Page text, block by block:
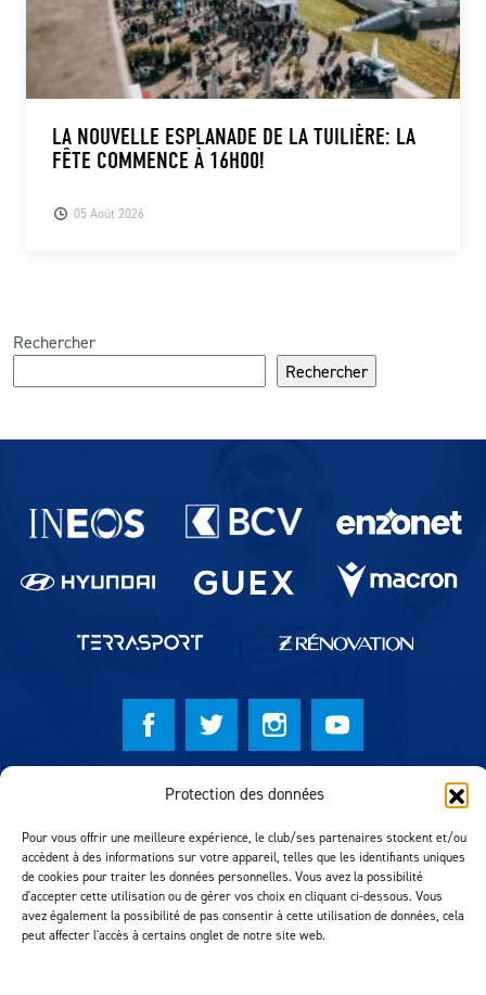
Protection des données
Pour vous offrir une meilleure expérience, le club/ses partenaires stockent et/ou
accèdent à des informations sur votre appareil, telles que les identifiants uniques
de cookies pour traiter les données personnelles. Vous avez la possibilité
d'accepter cette utilisation ou de gérer vos choix en cliquant ci-dessous. Vous
avez également la possibilité de pas consentir à cette utilisation de données, cela
peut affecter l'accès à certains onglet de notre site web.
05 Août 2026
LA NOUVELLE ESPLANADE DE LA TUILIÈRE: LA
FÊTE COMMENCE À 16H00!
Rechercher
Rechercher
Partenaires du lausanne-Sport
© Lausanne Sport Football Club 2026